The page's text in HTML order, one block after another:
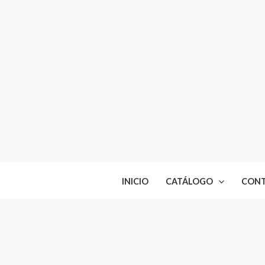
INICIO CATÁLOGO